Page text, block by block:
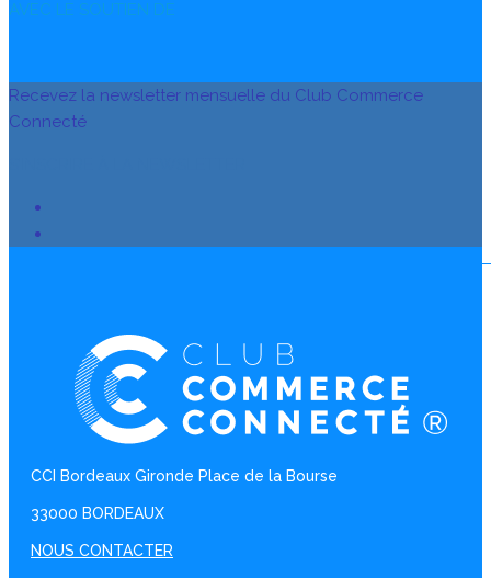
AVEC LE SOUTIEN DE
Recevez la newsletter mensuelle du Club Commerce
Connecté
CCI Bordeaux Gironde Place de la Bourse
33000 BORDEAUX
NOUS CONTACTER